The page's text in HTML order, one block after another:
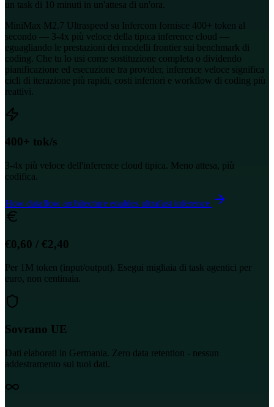
un task di 10 minuti in un'attesa di un'ora.
MiniMax M2.7 Ultraspeed su Infercom fornisce 400+ token al
secondo — 3-4x più veloce della tipica inference cloud —
eguagliando le prestazioni dei modelli frontier sui benchmark di
coding. Che tu lo usi come sostituzione completa o dividendo
pianificazione ed esecuzione tra provider, inference veloce significa
cicli di iterazione più rapidi, costi inferiori e workflow di coding più
reattivi.
400+ tok/s
3-4x più veloce dell'inference cloud tipica. Meno attesa, più
codifica.
How dataflow architecture enables ultrafast inference
€0,60 / €2,40
Per 1M token (input/output). Esegui migliaia di task agentici per
euro, non centinaia.
Sovrano UE
Dati elaborati in Germania. Zero data retention - nessun
addestramento sui tuoi dati.